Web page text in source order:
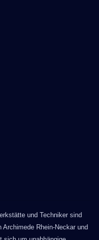
und Techniker sind
Archimede Rhein-Neckar und